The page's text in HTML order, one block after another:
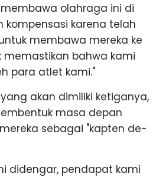
olahraga ini di
karena telah
membawa mereka ke
bahwa kami
para atlet kami."
akan dimiliki ketiganya,
masa depan
sebagai "kapten de-
didengar, pendapat kami